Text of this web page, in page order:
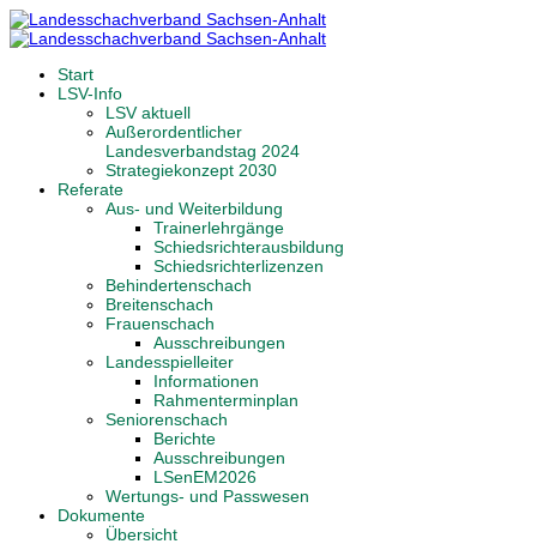
Start
LSV-Info
LSV aktuell
Außerordentlicher
Landesverbandstag 2024
Strategiekonzept 2030
Referate
Aus- und Weiterbildung
Trainerlehrgänge
Schiedsrichterausbildung
Schiedsrichterlizenzen
Behindertenschach
Breitenschach
Frauenschach
Ausschreibungen
Landesspielleiter
Informationen
Rahmenterminplan
Seniorenschach
Berichte
Ausschreibungen
LSenEM2026
Wertungs- und Passwesen
Dokumente
Übersicht